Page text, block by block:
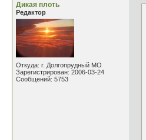
Дикая плоть
Редактор
Откуда: г. Долгопрудный МО
Зарегистрирован: 2006-03-24
Сообщений: 5753